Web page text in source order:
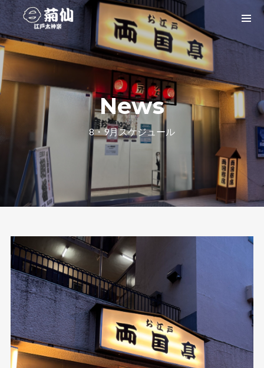
News
8・9月スケジュール